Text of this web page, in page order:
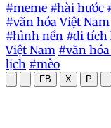
#meme #hài hước
#văn hóa Việt Nam
#hình nền #di tích
Việt Nam #văn
lịch #mèo
FB X P